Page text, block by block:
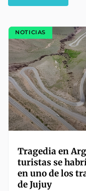
NOTICIAS
Tragedia en
turistas se
en uno de los
de Jujuy